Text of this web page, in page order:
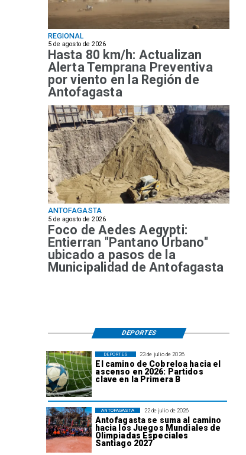
REGIONAL
5 de agosto de 2026
Hasta 80 km/h: Actualizan
Alerta Temprana Preventiva
por viento en la Región de
Antofagasta
ANTOFAGASTA
5 de agosto de 2026
Foco de Aedes Aegypti:
Entierran "Pantano Urbano"
ubicado a pasos de la
Municipalidad de Antofagasta
23 de julio de 2026
El camino de Cobreloa hacia el
ascenso en 2026: Partidos
clave en la Primera B
DEPORTES
22 de julio de 2026
Antofagasta se suma al camino
hacia los Juegos Mundiales de
Olimpiadas Especiales
Santiago 2027
ANTOFAGASTA
DEPORTES